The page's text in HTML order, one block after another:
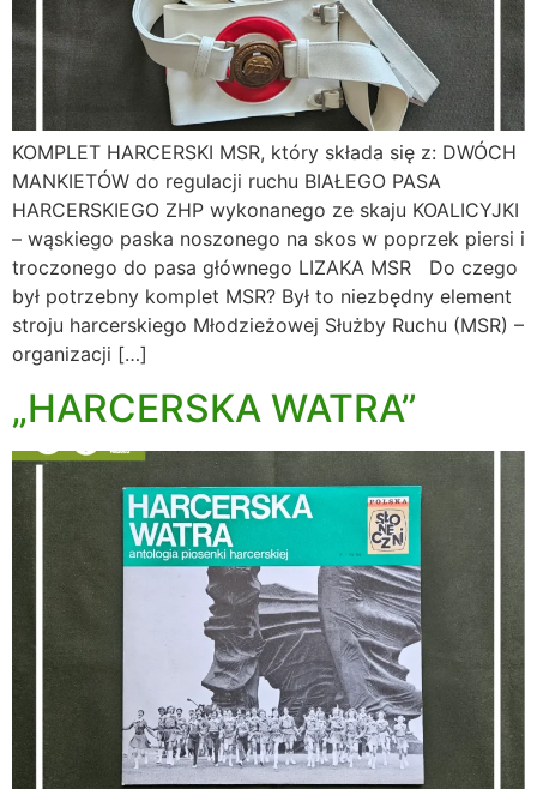
KOMPLET HARCERSKI MSR, który składa się z: DWÓCH
MANKIETÓW do regulacji ruchu BIAŁEGO PASA
HARCERSKIEGO ZHP wykonanego ze skaju KOALICYJKI
– wąskiego paska noszonego na skos w poprzek piersi i
troczonego do pasa głównego LIZAKA MSR Do czego
był potrzebny komplet MSR? Był to niezbędny element
stroju harcerskiego Młodzieżowej Służby Ruchu (MSR) –
organizacji […]
„HARCERSKA WATRA”